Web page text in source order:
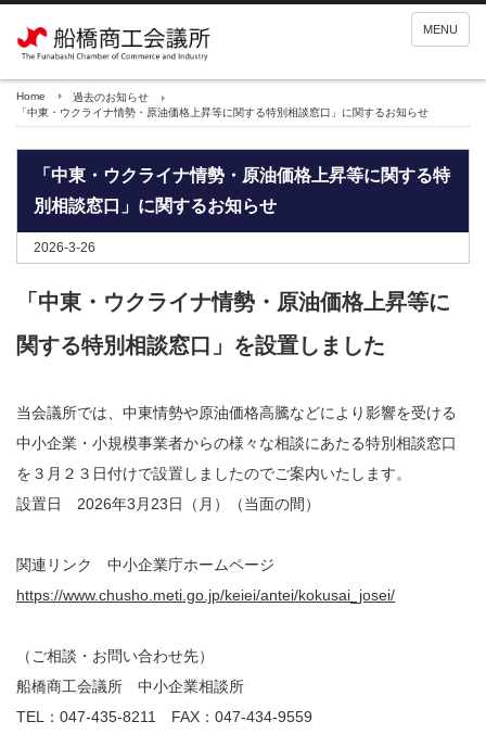
MENU
Home
過去のお知らせ
「中東・ウクライナ情勢・原油価格上昇等に関する特別相談窓口」に関するお知らせ
「中東・ウクライナ情勢・原油価格上昇等に関する特
別相談窓口」に関するお知らせ
2026-3-26
「中東・ウクライナ情勢・原油価格上昇等に
関する特別相談窓口」を設置しました
当会議所では、中東情勢や原油価格高騰などにより影響を受ける
中小企業・小規模事業者からの様々な相談にあたる特別相談窓口
を３月２３日付けで設置しましたのでご案内いたします。
設置日 2026年3月23日（月）（当面の間）
関連リンク 中小企業庁ホームページ
https://www.chusho.meti.go.jp/keiei/antei/kokusai_josei/
（ご相談・お問い合わせ先）
船橋商工会議所 中小企業相談所
TEL：047-435-8211 FAX：047-434-9559